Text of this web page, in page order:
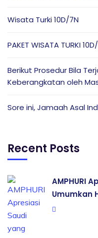
Wisata Turki 10D/7N
PAKET WISATA TURKI
Berikut Prosedur Bila
Keberangkatan oleh
Sore ini, Jamaah Asal
Recent Posts
AMPHURI
Umumkan